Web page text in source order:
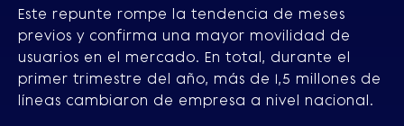
Este repunte rompe la tendencia de meses
previos y confirma una mayor movilidad de
usuarios en el mercado. En total, durante el
primer trimestre del año, más de 1,5 millones de
líneas cambiaron de empresa a nivel nacional.